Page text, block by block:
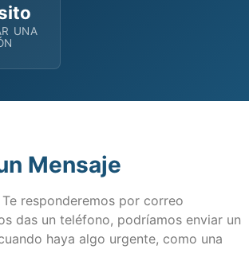
UNA
Mensaje
responderemos por correo
das un teléfono, podríamos enviar un
haya algo urgente, como una